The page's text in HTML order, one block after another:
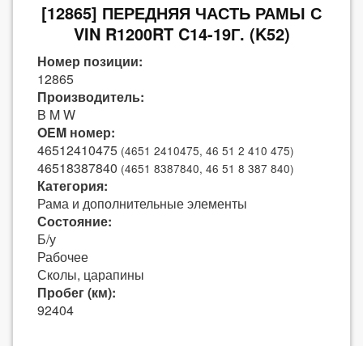
[12865] ПЕРЕДНЯЯ ЧАСТЬ РАМЫ С
VIN R1200RT C14-19Г. (K52)
Номер позиции:
12865
Производитель:
B M W
OEM номер:
46512410475 (4651 2410475, 46 51 2 410 475)
46518387840 (4651 8387840, 46 51 8 387 840)
Категория:
Рама и дополнительные элементы
Состояние:
Б/у
Рабочее
Сколы, царапины
Пробег (км):
92404